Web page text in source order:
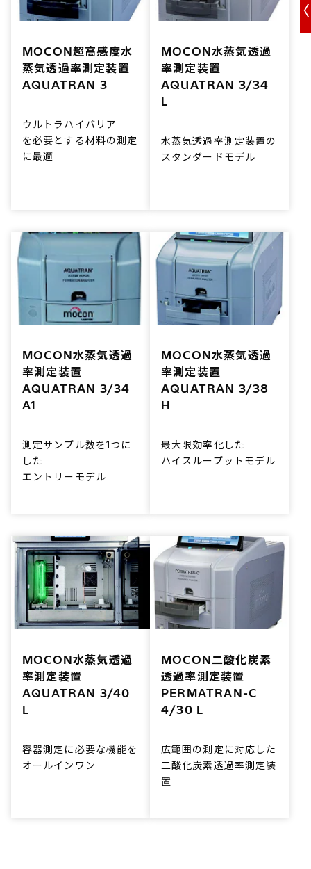
MOCON超高感度水
蒸気透過率測定装置
AQUATRAN 3
ウルトラハイバリア
を必要とする材料の測定
に最適
ループットが大幅に向上
しました。
MOCON水蒸気透過
率測定装置
AQUATRAN 3/34
L
水蒸気透過率測定装置の
スタンダードモデル
信頼性の高いデータを提
供します。
MOCON水蒸気透過
率測定装置
AQUATRAN 3/34
A1
測定サンプル数を1つに
した
エントリーモデル
MOCON水蒸気透過
率測定装置
AQUATRAN 3/38
H
最大限効率化した
ハイスループットモデル
MOCON水蒸気透過
率測定装置
AQUATRAN 3/40
L
容器測定に必要な機能を
オールインワン
MOCON二酸化炭素
透過率測定装置
PERMATRAN-C
4/30 L
広範囲の測定に対応した
二酸化炭素透過率測定装
置